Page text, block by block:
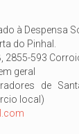
à Despensa
do Pinhal.
2855-593
geral
de
local)